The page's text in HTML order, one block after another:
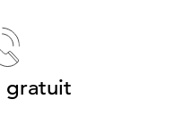
gratuit